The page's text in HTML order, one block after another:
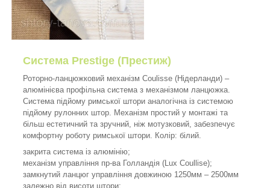
Система Prestige (Престиж)
Роторно-ланцюжковий механізм Coulisse (Нідерланди) –
алюмінієва профільна система з механізмом ланцюжка.
Система підйому римської штори аналогічна із системою
підйому рулонних штор. Механізм простий у монтажі та
більш естетичний та зручний, ніж мотузковий, забезпечує
комфортну роботу римської штори. Колір: білий.
закрита система із алюмінію;
механізм управління пр-ва Голландія (Lux Coullise);
замкнутий ланцюг управління довжиною 1250мм – 2500мм
залежно від висоти штори;